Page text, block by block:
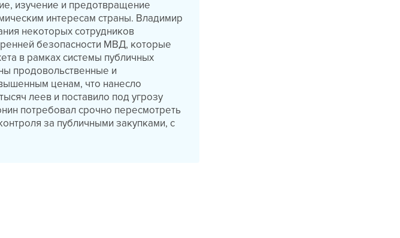
изучение и предотвращение
интересам страны. Владимир
некоторых сотрудников
безопасности МВД, которые
в рамках системы публичных
продовольственные и
ценам, что нанесло
леев и поставило под угрозу
потребовал срочно пересмотреть
за публичными закупками, с